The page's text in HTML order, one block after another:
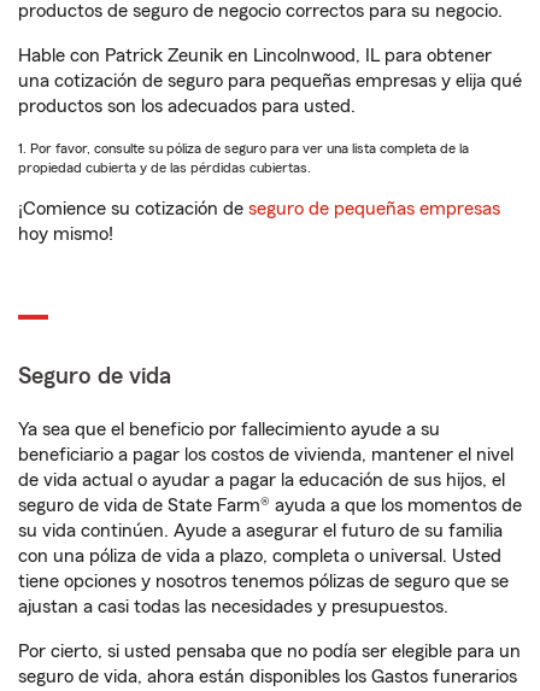
productos de seguro de negocio correctos para su negocio.
Hable con Patrick Zeunik en Lincolnwood, IL para obtener
una cotización de seguro para pequeñas empresas y elija qué
productos son los adecuados para usted.
1. Por favor, consulte su póliza de seguro para ver una lista completa de la
propiedad cubierta y de las pérdidas cubiertas.
¡Comience su cotización de seguro de pequeñas empresas
hoy mismo!
Seguro de vida
Ya sea que el beneficio por fallecimiento ayude a su
beneficiario a pagar los costos de vivienda, mantener el nivel
de vida actual o ayudar a pagar la educación de sus hijos, el
seguro de vida de State Farm® ayuda a que los momentos de
su vida continúen. Ayude a asegurar el futuro de su familia
con una póliza de vida a plazo, completa o universal. Usted
tiene opciones y nosotros tenemos pólizas de seguro que se
ajustan a casi todas las necesidades y presupuestos.
Por cierto, si usted pensaba que no podía ser elegible para un
seguro de vida, ahora están disponibles los Gastos funerarios